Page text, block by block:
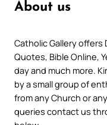
About us
Catholic Gallery offers
Quotes, Bible Online,
day and much more.
by a small group of
from any Church or
queries contact us